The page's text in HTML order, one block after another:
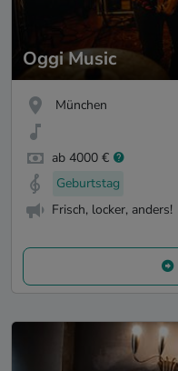
Oggi Music
München
ab 4000 €
Geburtstag
Frisch, locker, anders!